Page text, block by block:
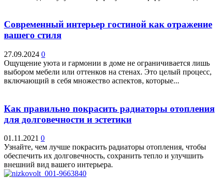
Современный интерьер гостиной как отражение
вашего стиля
27.09.2024 0
Ощущение уюта и гармонии в доме не ограничивается лишь
выбором мебели или оттенков на стенах. Это целый процесс,
включающий в себя множество аспектов, которые...
Как правильно покрасить радиаторы отопления
для долговечности и эстетики
01.11.2021 0
Узнайте, чем лучше покрасить радиаторы отопления, чтобы
обеспечить их долговечность, сохранить тепло и улучшить
внешний вид вашего интерьера.